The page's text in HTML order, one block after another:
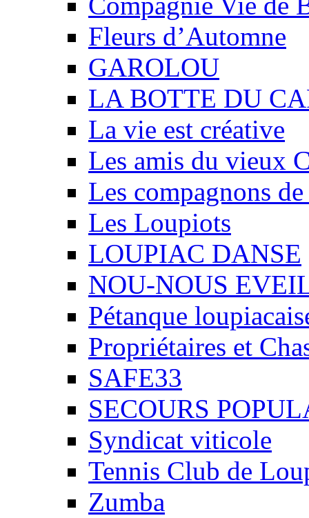
Fleurs d’Automne
GAROLOU
LA BOTTE DU
La vie est créative
Les amis du vieux
Les compagnons
Les Loupiots
LOUPIAC DANSE
NOU-NOUS
Pétanque
Propriétaires et
SAFE33
SECOURS
Syndicat viticole
Tennis Club de
Zumba